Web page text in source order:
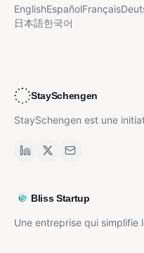
EnglishEspañolFrançais
日本語한국어
StaySchengen
StaySchengen est une
Bliss Startup
Une entreprise qui simplifie